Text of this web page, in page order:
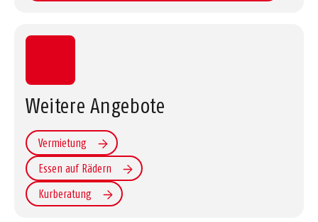
Weitere Angebote
Vermietung
Essen auf Rädern
Kurberatung